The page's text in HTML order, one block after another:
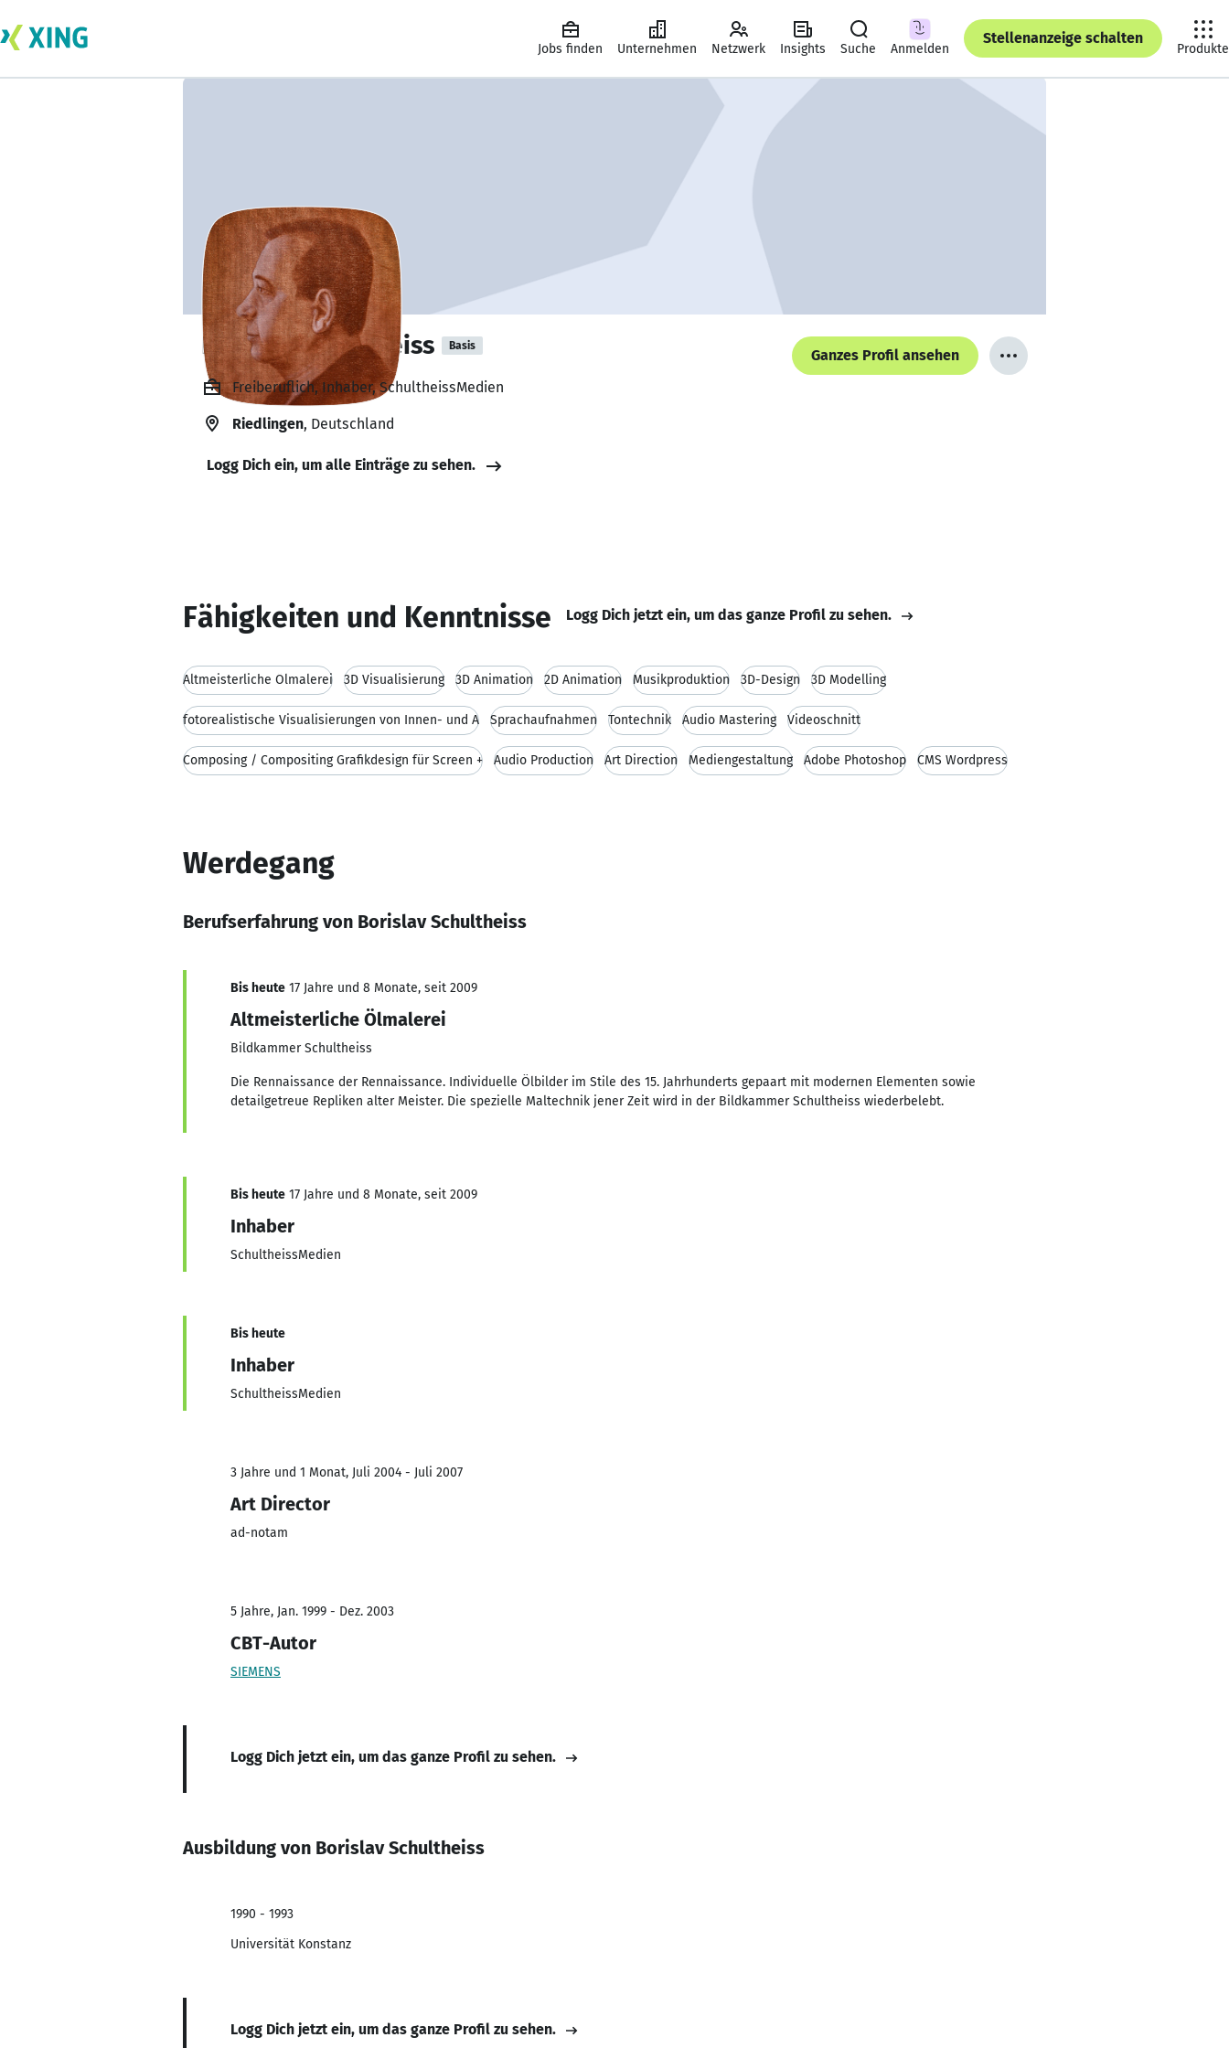
Jobs finden Unternehmen Netzwerk Insights Suche Anmelden
Stellenanzeige schalten
Produkte
Borislav Schultheiss Basis
Ganzes Profil ansehen
Freiberuflich, Inhaber, SchultheissMedien
Riedlingen, Deutschland
Logg Dich ein, um alle Einträge zu sehen.
Fähigkeiten und Kenntnisse Logg Dich jetzt ein, um das ganze Profil zu sehen.
Altmeisterliche Ölmalerei 3D Visualisierung 3D Animation 2D Animation Musikproduktion 3D-Design 3D Modelling
fotorealistische Visualisierungen von Innen- und A Sprachaufnahmen Tontechnik Audio Mastering Videoschnitt
Composing / Compositing Grafikdesign für Screen + Audio Production Art Direction Mediengestaltung Adobe Photoshop CMS Wordpress
Werdegang
Berufserfahrung von Borislav Schultheiss
Bis heute 17 Jahre und 8 Monate, seit 2009
Altmeisterliche Ölmalerei
Bildkammer Schultheiss
Die Rennaissance der Rennaissance. Individuelle Ölbilder im Stile des 15. Jahrhunderts gepaart mit modernen Elementen sowie
detailgetreue Repliken alter Meister. Die spezielle Maltechnik jener Zeit wird in der Bildkammer Schultheiss wiederbelebt.
Bis heute 17 Jahre und 8 Monate, seit 2009
Inhaber
SchultheissMedien
Bis heute
Inhaber
SchultheissMedien
3 Jahre und 1 Monat, Juli 2004 - Juli 2007
Art Director
ad-notam
5 Jahre, Jan. 1999 - Dez. 2003
CBT-Autor
SIEMENS
Logg Dich jetzt ein, um das ganze Profil zu sehen.
Ausbildung von Borislav Schultheiss
1990 - 1993
Universität Konstanz
Logg Dich jetzt ein, um das ganze Profil zu sehen.